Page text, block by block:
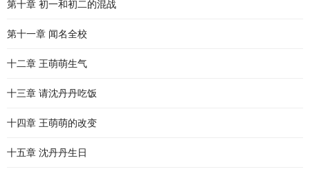
第十章 初一和初二的混战
第十一章 闻名全校
十二章 王萌萌生气
十三章 请沈丹丹吃饭
十四章 王萌萌的改变
十五章 沈丹丹生日